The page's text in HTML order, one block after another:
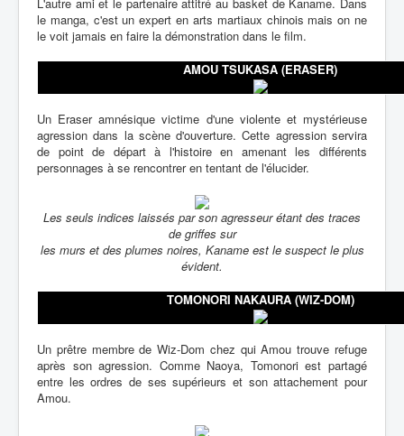
le manga, c'est un expert en arts martiaux chinois mais on ne
le voit jamais en faire la démonstration dans le film.
AMOU TSUKASA (ERASER)
Un Eraser amnésique victime d'une violente et mystérieuse
agression dans la scène d'ouverture. Cette agression servira
de point de départ à l'histoire en amenant les différents
personnages à se rencontrer en tentant de l'élucider.
Les seuls indices laissés par son agresseur étant des traces
de griffes sur
les murs et des plumes noires, Kaname est le suspect le plus
évident.
TOMONORI NAKAURA (WIZ-DOM)
Un prêtre membre de Wiz-Dom chez qui Amou trouve refuge
après son agression. Comme Naoya, Tomonori est partagé
entre les ordres de ses supérieurs et son attachement pour
Amou.